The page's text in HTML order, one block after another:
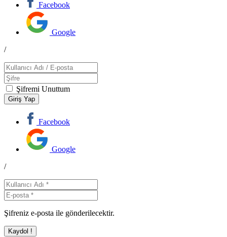
Facebook
Google
/
Şifremi Unuttum
Facebook
Google
/
Şifreniz e-posta ile gönderilecektir.